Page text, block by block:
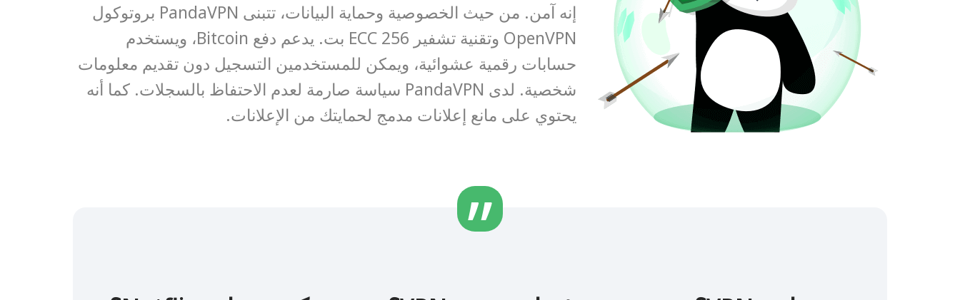
إنه آمن. من حيث الخصوصية وحماية البيانات، تتبنى PandaVPN بروتوكول
OpenVPN وتقنية تشفير ECC 256 بت. يدعم دفع Bitcoin، ويستخدم
حسابات رقمية عشوائية، ويمكن للمستخدمين التسجيل دون تقديم معلومات
شخصية. لدى PandaVPN سياسة صارمة لعدم الاحتفاظ بالسجلات. كما أنه
يحتوي على مانع إعلانات مدمج لحمايتك من الإعلانات.